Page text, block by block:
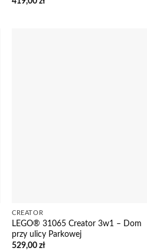
CREATOR
LEGO® 31065 Creator 3w1 – Dom
przy ulicy Parkowej
529,00zł